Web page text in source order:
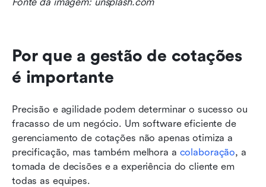
Por que a gestão de cotações
é importante
Precisão e agilidade podem determinar o sucesso ou
fracasso de um negócio. Um software eficiente de
gerenciamento de cotações não apenas otimiza a
precificação, mas também melhora a colaboração, a
tomada de decisões e a experiência do cliente em
todas as equipes.